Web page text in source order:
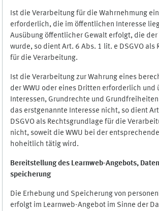
Ist die Verarbeitung für die Wahrnehmung
erforderlich, die im öffentlichen Interesse
Ausübung öffentlicher Gewalt erfolgt, die der
wurde, so dient Art. 6 Abs. 1 lit. e DSGVO als
für die Verarbeitung.
Ist die Verarbeitung zur Wahrung eines
der WWU oder eines Dritten erforderlich und
Interessen, Grundrechte und
das erstgenannte Interesse nicht, so dient
DSGVO als Rechtsgrundlage für die
nicht, soweit die WWU bei der
hoheitlich tätig wird.
Bereitstellung des Learnweb-Angebots,
speicherung
Die Erhebung und Speicherung von
erfolgt im Learnweb-Angebot im Sinne der